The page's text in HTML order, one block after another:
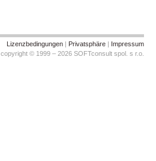
Lizenzbedingungen | Privatsphäre | Impressum
copyright © 1999 – 2026 SOFTconsult spol. s r.o.